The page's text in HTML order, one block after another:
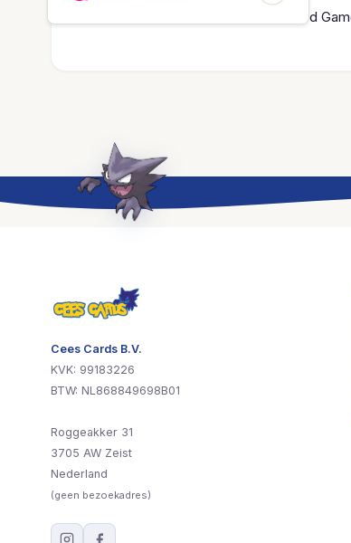
1 code kaart voor de Trading Card
Cees Cards B.V.
KVK: 99183226
BTW: NL868849698B01
Roggeakker 31
3705 AW Zeist
Nederland
(geen bezoekadres)